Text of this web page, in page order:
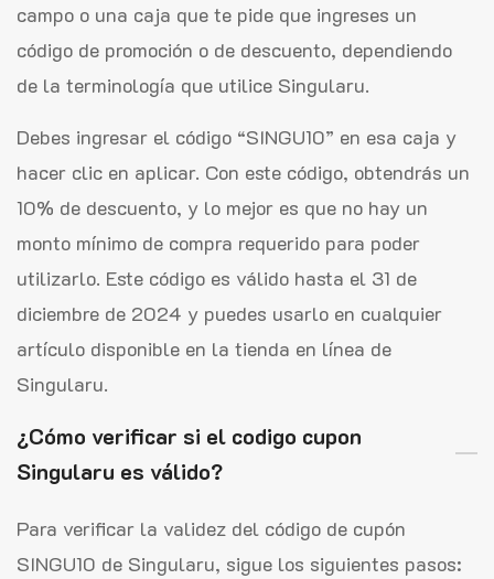
campo o una caja que te pide que ingreses un
código de promoción o de descuento, dependiendo
de la terminología que utilice Singularu.
Debes ingresar el código “SINGU10” en esa caja y
hacer clic en aplicar. Con este código, obtendrás un
10% de descuento, y lo mejor es que no hay un
monto mínimo de compra requerido para poder
utilizarlo. Este código es válido hasta el 31 de
diciembre de 2024 y puedes usarlo en cualquier
artículo disponible en la tienda en línea de
Singularu.
¿Cómo verificar si el codigo cupon
Singularu es válido?
Para verificar la validez del código de cupón
SINGU10 de Singularu, sigue los siguientes pasos: